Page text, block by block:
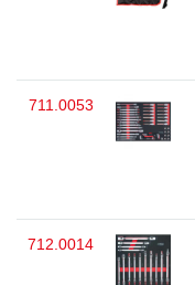
711.0053
712.0014